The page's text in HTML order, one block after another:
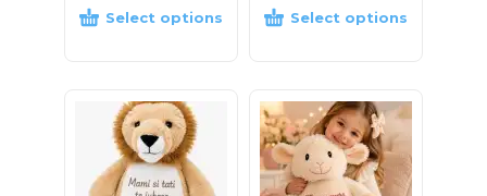
Select options Select options